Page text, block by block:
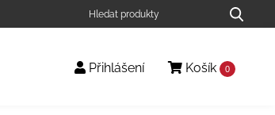
Přihlášení Košík 0